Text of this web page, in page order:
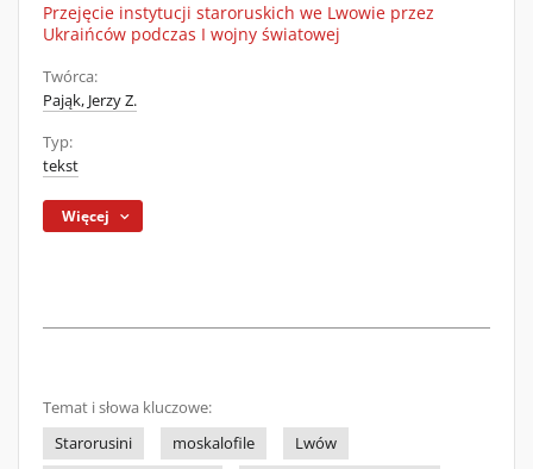
Przejęcie instytucji staroruskich we Lwowie przez
Ukraińców podczas I wojny światowej
Twórca:
Pająk, Jerzy Z.
Typ:
tekst
Więcej
Temat i słowa kluczowe:
Starorusini
moskalofile
Lwów